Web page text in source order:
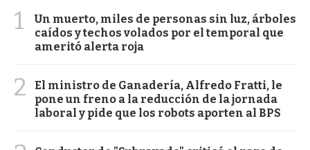
1
Un muerto, miles de personas sin luz, árboles
caídos y techos volados por el temporal que
ameritó alerta roja
2
El ministro de Ganadería, Alfredo Fratti, le
pone un freno a la reducción de la jornada
laboral y pide que los robots aporten al BPS